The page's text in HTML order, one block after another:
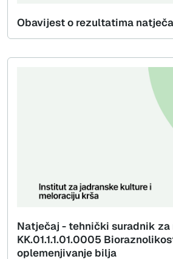
Obavijest o rezultatima
Natječaj - tehnički suradnik za
KK.01.1.1.01.0005
oplemenjivanje bilja